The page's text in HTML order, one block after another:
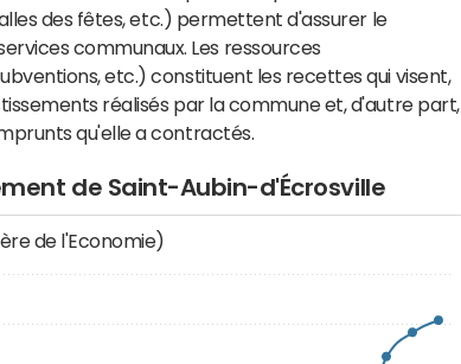
des fêtes, etc.) permettent d'assurer le
communaux. Les ressources
etc.) constituent les recettes qui visent,
réalisés par la commune et, d'autre part,
qu'elle a contractés.
de Saint-Aubin-d'Écrosville
de l'Economie)